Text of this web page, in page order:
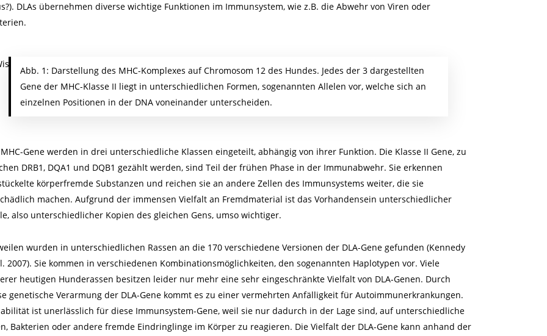
DLAs übernehmen diverse wichtige Funktionen im Immunsystem, wie z.B. die Abwehr von Viren oder
Abb. 1: Darstellung des MHC-Komplexes auf Chromosom 12 des Hundes. Jedes der 3 dargestellten
Gene der MHC-Klasse II liegt in unterschiedlichen Formen, sogenannten Allelen vor, welche sich an
einzelnen Positionen in der DNA voneinander unterscheiden.
Gene werden in drei unterschiedliche Klassen eingeteilt, abhängig von ihrer Funktion. Die Klasse II Gene, zu
DRB1, DQA1 und DQB1 gezählt werden, sind Teil der frühen Phase in der Immunabwehr. Sie erkennen
körperfremde Substanzen und reichen sie an andere Zellen des Immunsystems weiter, die sie
machen. Aufgrund der immensen Vielfalt an Fremdmaterial ist das Vorhandensein unterschiedlicher
also unterschiedlicher Kopien des gleichen Gens, umso wichtiger.
wurden in unterschiedlichen Rassen an die 170 verschiedene Versionen der DLA-Gene gefunden (Kennedy
2007). Sie kommen in verschiedenen Kombinationsmöglichkeiten, den sogenannten Haplotypen vor. Viele
heutigen Hunderassen besitzen leider nur mehr eine sehr eingeschränkte Vielfalt von DLA-Genen. Durch
genetische Verarmung der DLA-Gene kommt es zu einer vermehrten Anfälligkeit für Autoimmunerkrankungen.
ist unerlässlich für diese Immunsystem-Gene, weil sie nur dadurch in der Lage sind, auf unterschiedliche
Bakterien oder andere fremde Eindringlinge im Körper zu reagieren. Die Vielfalt der DLA-Gene kann anhand der